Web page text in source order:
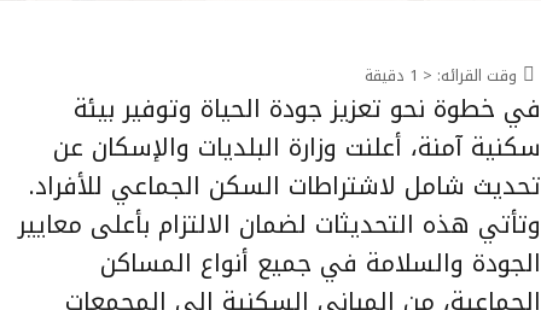
وقت القرائه: < 1 دقيقة
في خطوة نحو تعزيز جودة الحياة وتوفير بيئة
سكنية آمنة، أعلنت وزارة البلديات والإسكان عن
تحديث شامل لاشتراطات السكن الجماعي للأفراد.
وتأتي هذه التحديثات لضمان الالتزام بأعلى معايير
الجودة والسلامة في جميع أنواع المساكن